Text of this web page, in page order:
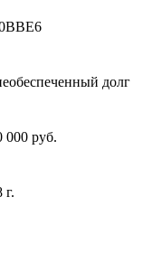
долг
000 руб.
г.